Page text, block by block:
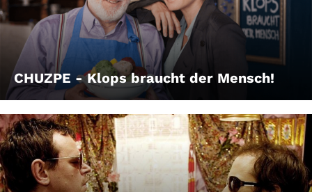
CHUZPE - Klops braucht der Mensch!